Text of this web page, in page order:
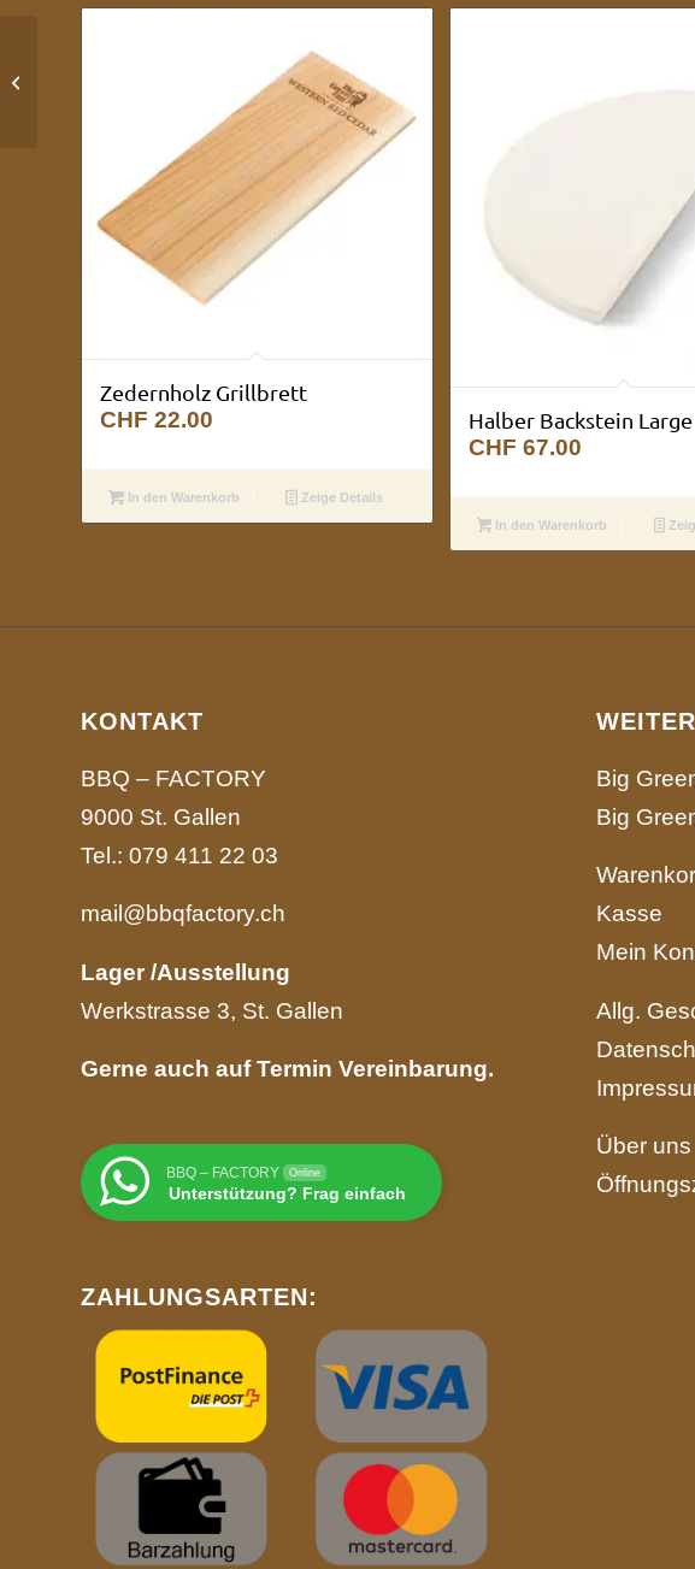
Zedernholz Grillbrett
CHF 22.00
In den Warenkorb Zeige Details
Halber Backstein Large
CHF 67.00
In den Warenkorb
KONTAKT
BBQ – FACTORY
9000 St. Gallen
Tel.: 079 411 22 03
mail@bbqfactory.ch
Lager /Ausstellung
Werkstrasse 3, St. Gallen
Gerne auch auf Termin Vereinbarung.
BBQ – FACTORY Online
Unterstützung? Frag einfach
ZAHLUNGSARTEN:
Big
Big
Kasse
Mein
Allg.
Über uns